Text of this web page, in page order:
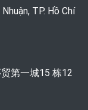
TP. Hồ Chí
第一城15 栋12